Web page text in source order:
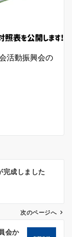
活動振興会の
完成しました
次のページへ
会か